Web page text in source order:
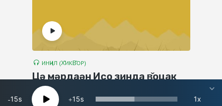
ИНҶИЛ (Х̌ИКВ̌ОР)
Цә мәрдаән Исо зинда в̌оцак
15 15 1x